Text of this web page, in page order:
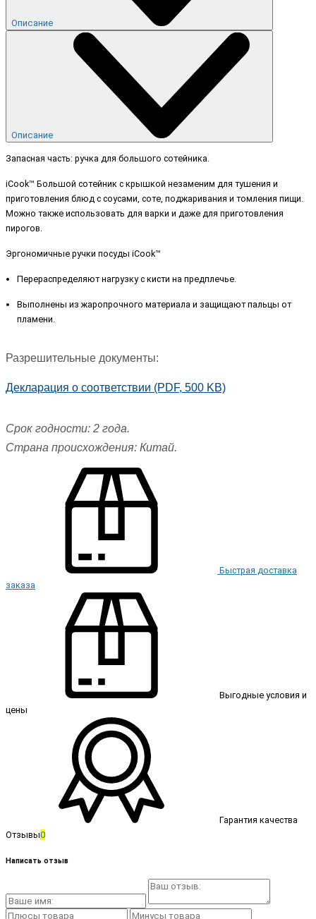
Описание
Описание
Запасная часть: ручка для большого сотейника.
iCook™ Большой сотейник с крышкой незаменим для тушения и
приготовления блюд с соусами, соте, поджаривания и томления пищи.
Можно также использовать для варки и даже для приготовления
пирогов.
Эргономичные ручки посуды iCook™
Перераспределяют нагрузку с кисти на предплечье.
Выполнены из жаропрочного материала и защищают пальцы от
пламени.
Разрешительные документы:
Декларация о соответствии (PDF, 500 KB)
Срок годности: 2 года.
Страна происхождения: Китай.
Быстрая доставка
заказа
Выгодные условия и
цены
Гарантия качества
Отзывы0
Написать отзыв